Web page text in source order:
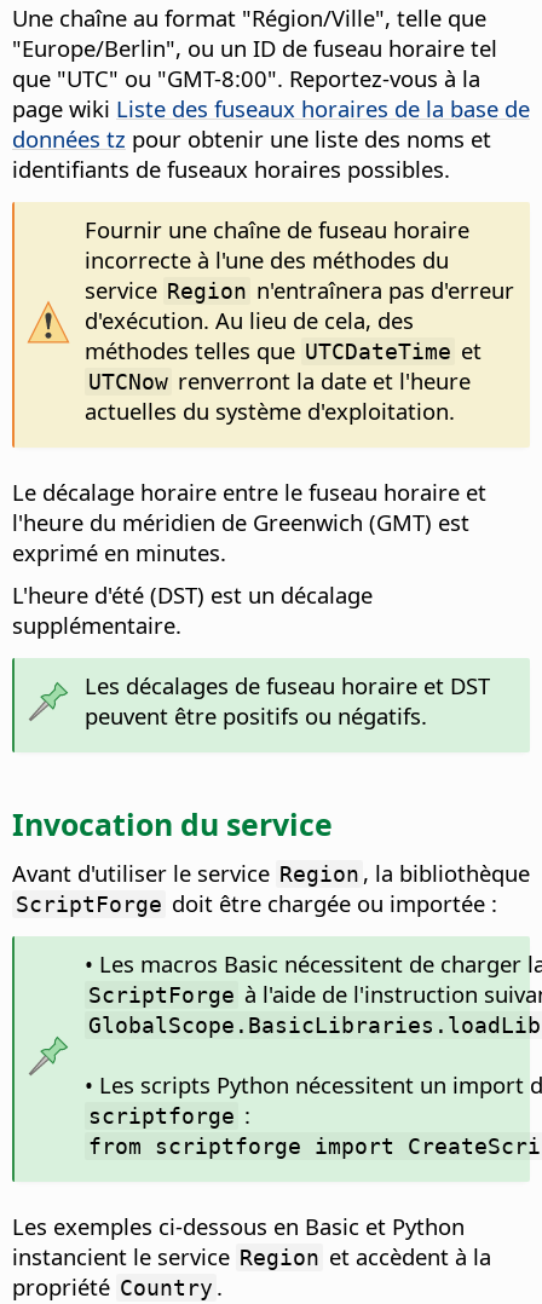
Une chaîne au format "Région/Ville", telle que
"Europe/Berlin", ou un ID de fuseau horaire tel
que "UTC" ou "GMT-8:00". Reportez-vous à la
page wiki Liste des fuseaux horaires de la base de
données tz pour obtenir une liste des noms et
identifiants de fuseaux horaires possibles.
Fournir une chaîne de fuseau horaire
incorrecte à l'une des méthodes du
service Region n'entraînera pas d'erreur
d'exécution. Au lieu de cela, des
méthodes telles que UTCDateTime et
UTCNow renverront la date et l'heure
actuelles du système d'exploitation.
Le décalage horaire entre le fuseau horaire et
l'heure du méridien de Greenwich (GMT) est
exprimé en minutes.
L'heure d'été (DST) est un décalage
supplémentaire.
Les décalages de fuseau horaire et DST
peuvent être positifs ou négatifs.
Invocation du service
Avant d'utiliser le service Region , la bibliothèque
ScriptForge doit être chargée ou importée :
• Les macros Basic nécessitent de charger
ScriptForge à l'aide de l'instruction
• Les scripts Python nécessitent un import
scriptforge :
from scriptforge import
Les exemples ci-dessous en Basic et Python
instancient le service Region et accèdent à la
propriété Country .